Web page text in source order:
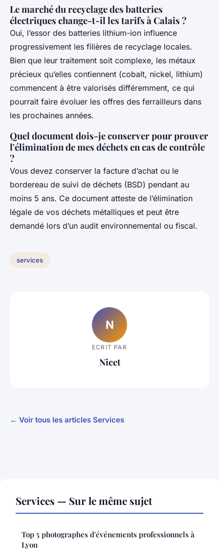
Le marché du recyclage des batteries
électriques change-t-il les tarifs à Calais ?
Oui, l’essor des batteries lithium-ion influence
progressivement les filières de recyclage locales.
Bien que leur traitement soit complexe, les métaux
précieux qu’elles contiennent (cobalt, nickel, lithium)
commencent à être valorisés différemment, ce qui
pourrait faire évoluer les offres des ferrailleurs dans
les prochaines années.
Quel document dois-je conserver pour prouver
l'élimination de mes déchets en cas de contrôle
?
Vous devez conserver la facture d’achat ou le
bordereau de suivi de déchets (BSD) pendant au
moins 5 ans. Ce document atteste de l’élimination
légale de vos déchets métalliques et peut être
demandé lors d’un audit environnemental ou fiscal.
services
N
ECRIT PAR
Nicet
← Voir tous les articles Services
Services — Sur le même sujet
Top 5 photographes d'événements professionnels à
Lyon